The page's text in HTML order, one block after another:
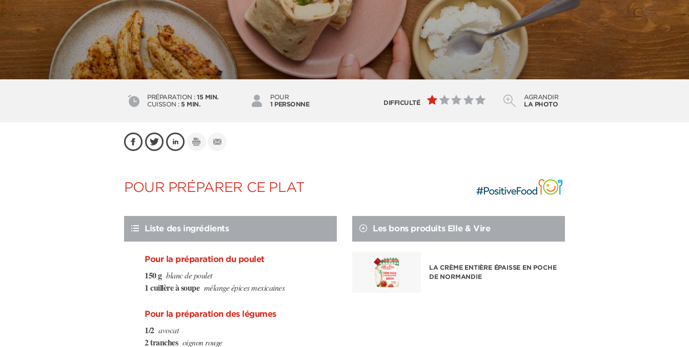
PRÉPARATION : 15 MIN.
CUISSON : 5 MIN.
POUR
1 PERSONNE
AGRANDIR
LA PHOTO
DIFFICULTÉ
POUR PRÉPARER CE PLAT
Liste des ingrédients
Pour la préparation du poulet
150 g blanc de poulet
1 cuillère à soupe mélange épices mexicaines
Pour la préparation des légumes
1/2 avocat
2 tranches oignon rouge
Les bons produits Elle & Vire
LA CRÈME ENTIÈRE ÉPAISSE EN POCHE
DE NORMANDIE